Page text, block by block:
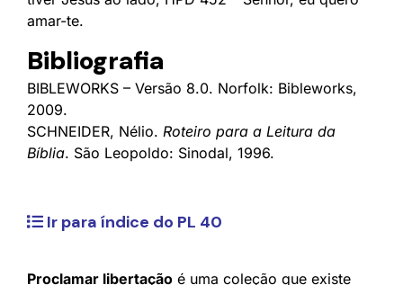
amar-te.
Bibliografia
BIBLEWORKS – Versão 8.0. Norfolk: Bibleworks,
2009.
SCHNEIDER, Nélio. Roteiro para a Leitura da
Bíblia. São Leopoldo: Sinodal, 1996.
Ir para índice do PL 40
Proclamar libertação é uma coleção que existe